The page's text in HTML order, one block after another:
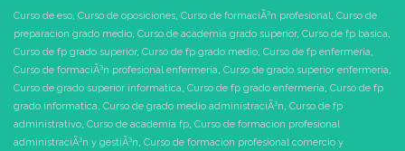
Curso de eso, Curso de oposiciones, Curso de formaciÃ³n profesional, Curso de
preparacion grado medio, Curso de academia grado superior, Curso de fp basica,
Curso de fp grado superior, Curso de fp grado medio, Curso de fp enfermeria,
Curso de formaciÃ³n profesional enfermeria, Curso de grado superior enfermeria,
Curso de grado superior informatica, Curso de fp grado enfermeria, Curso de fp
grado informatica, Curso de grado medio administraciÃ³n, Curso de fp
administrativo, Curso de academia fp, Curso de formacion profesional
administraciÃ³n y gestiÃ³n, Curso de formacion profesional comercio y